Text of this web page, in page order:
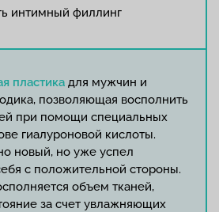
интимный филлинг
пластика для мужчин и
позволяющая восполнить
при помощи специальных
гиалуроновой кислоты.
новый, но уже успел
с положительной стороны.
объем тканей,
за счет увлажняющих